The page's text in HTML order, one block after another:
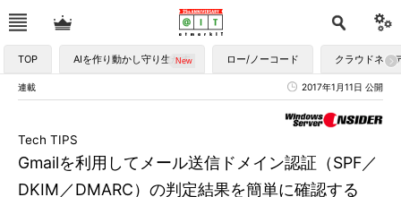
TOP AIを作り動かし守り生かす ロー/ノーコード クラウドネイ
連載 2017年1月11日 公開
Gmailを利用してメール送信ドメイン認証（SPF／
DKIM／DMARC）の判定結果を簡単に確認する
Tech TIPS